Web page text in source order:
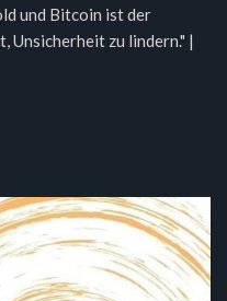
und Bitcoin ist der
Unsicherheit zu lindern." |